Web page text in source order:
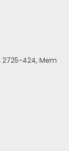
2725-424, Mem